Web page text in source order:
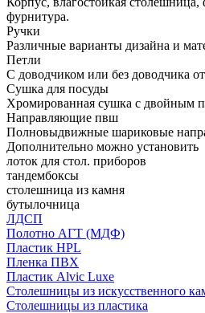
фурнитура.
Ручки
Различные варианты дизайна и
Петли
С доводчиком или без доводчика
Сушка для посуды
Хромированная сушка с двойным
Направляющие пвш
Полновыдвижные шариковые
Дополнительно можно установить
лоток для стол. приборов
тандембоксы
столешница из камня
бутылочница
ЛДСП
Полотно АГТ (МДФ)
Пластик HPL
Пленка ПВХ
Пластик Alvic Luxe
Столешницы из искусственного
Столешницы из пластика